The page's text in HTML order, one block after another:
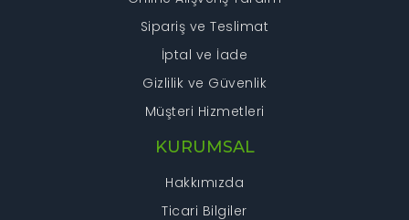
Sipariş ve Teslimat
İptal ve İade
Gizlilik ve Güvenlik
Müşteri Hizmetleri
KURUMSAL
Hakkımızda
Ticari Bilgiler